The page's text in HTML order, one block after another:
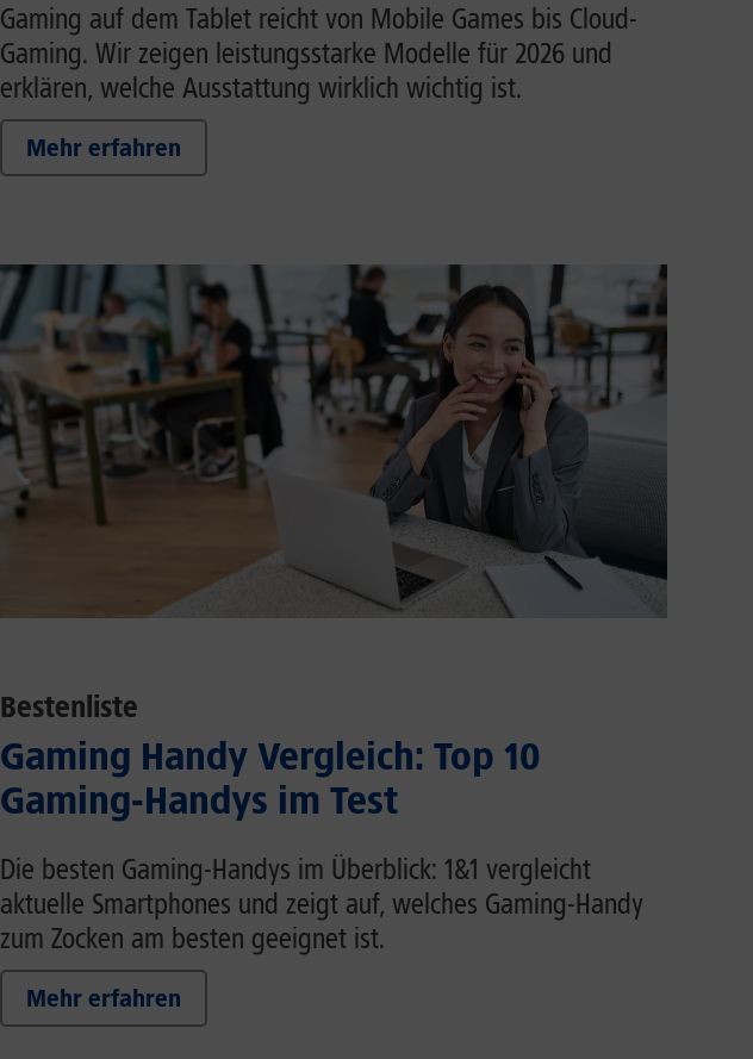
Gaming auf dem Tablet reicht von Mobile Games bis Cloud-
Gaming. Wir zeigen leistungsstarke Modelle für 2026 und
erklären, welche Ausstattung wirklich wichtig ist.
Mehr erfahren
Bestenliste
Gaming Handy Vergleich: Top 10
Gaming-Handys im Test
Die besten Gaming-Handys im Überblick: 1&1 vergleicht
aktuelle Smartphones und zeigt auf, welches Gaming-Handy
zum Zocken am besten geeignet ist.
Mehr erfahren